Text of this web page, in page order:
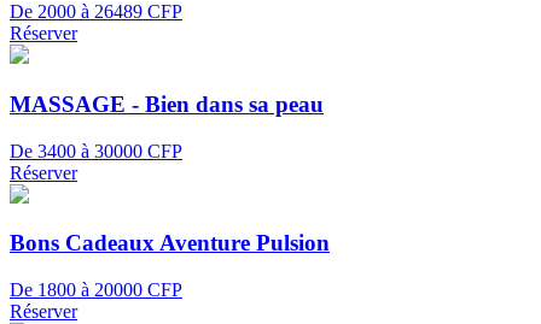
De 2000 à 26489 CFP
Réserver
MASSAGE - Bien dans sa peau
De 3400 à 30000 CFP
Réserver
Bons Cadeaux Aventure Pulsion
De 1800 à 20000 CFP
Réserver